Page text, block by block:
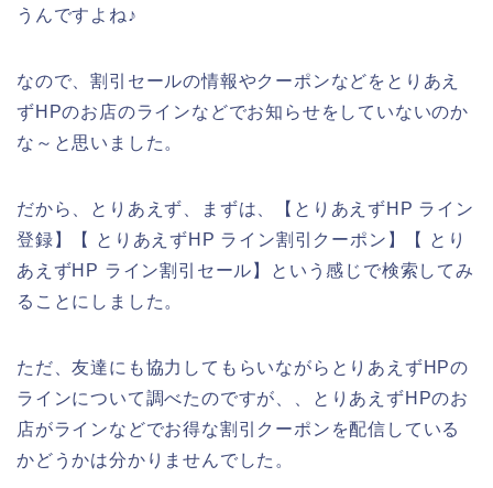
うんですよね♪
なので、割引セールの情報やクーポンなどをとりあえ
ずHPのお店のラインなどでお知らせをしていないのか
な～と思いました。
だから、とりあえず、まずは、【とりあえずHP ライン
登録】【 とりあえずHP ライン割引クーポン】【 とり
あえずHP ライン割引セール】という感じで検索してみ
ることにしました。
ただ、友達にも協力してもらいながらとりあえずHPの
ラインについて調べたのですが、、とりあえずHPのお
店がラインなどでお得な割引クーポンを配信している
かどうかは分かりませんでした。